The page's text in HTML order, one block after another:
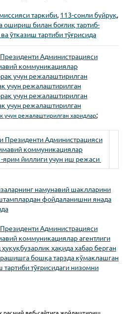
таркиби, 113-сонли буйруқ,
ошириш билан боғлиқ тартиб-
ўтказиш тартиби тўғрисида
Администрацияси
коммуникациялар
учун режалаштирилган
учун режалаштирилган
учун режалаштирилган
учун режалаштирилган
учун режалаштирилган харидлар;
Президенти Администрацияси
коммуникациялар
ярим йиллиги учун иш режаси
намунавий шаклларини
фойдаланишни янада
Администрацияси
коммуникациялар агентлиги
ҳақида хабар берган
бошқа тарзда кўмаклашган
тўғрисидаги низомни